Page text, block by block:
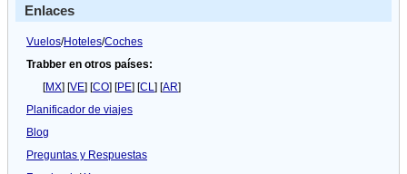
Enlaces
Vuelos/Hoteles/Coches
Trabber en otros países:
[MX] [VE] [CO] [PE] [CL] [AR]
Planificador de viajes
Blog
Preguntas y Respuestas